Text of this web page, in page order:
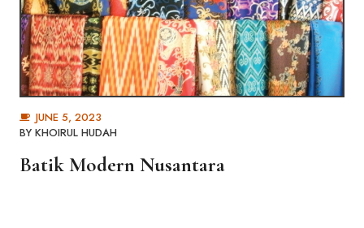
JUNE 5, 2023
BY KHOIRUL HUDAH
Batik Modern Nusantara